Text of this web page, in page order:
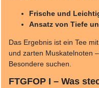
Frische und
Ansatz von Tiefe
Das Ergebnis ist ein Tee mit
und zarten Muskatelnoten
Besondere suchen.
FTGFOP I – Was